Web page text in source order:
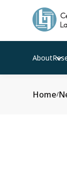
About
Home/